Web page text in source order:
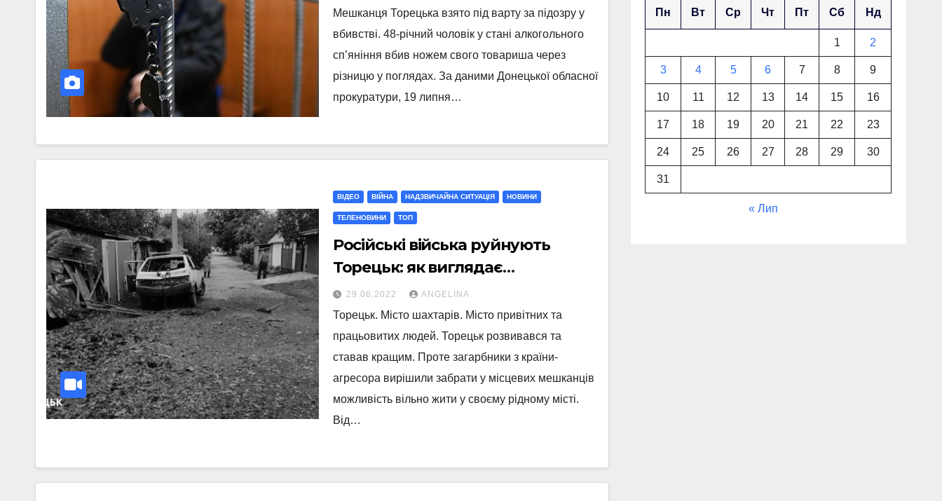
варту
Мешканця Торецька взято під варту за підозру у
вбивстві. 48-річний чоловік у стані алкогольного
сп’яніння вбив ножем свого товариша через
різницю у поглядах. За даними Донецької обласної
прокуратури, 19 липня…
ВІДЕО ВІЙНА НАДЗВИЧАЙНА СИТУАЦІЯ НОВИНИ
ТЕЛЕНОВИНИ ТОП
Російські війська руйнують
Торецьк: як виглядає
шахтарське місто на Донеччині
під час війни
29.06.2022 ANGELINA
Торецьк. Місто шахтарів. Місто привітних та
працьовитих людей. Торецьк розвивався та
ставав кращим. Проте загарбники з країни-
агресора вирішили забрати у місцевих мешканців
можливість вільно жити у своєму рідному місті.
Від…
Пн Вт Ср Чт Пт Сб Нд
1 2
3 4 5 6 7 8 9
10 11 12 13 14 15 16
17 18 19 20 21 22 23
24 25 26 27 28 29 30
31
« Лип